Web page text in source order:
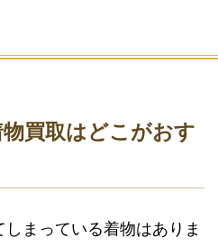
買取はどこがおす
まっている着物はありま